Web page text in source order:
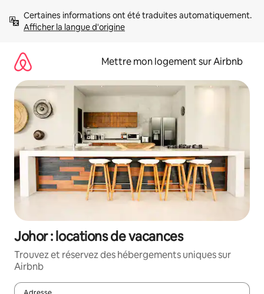
directement
Afficher la langue d'origine
Mettre mon logement sur Airbnb
Johor : locations de vacances
Trouvez et réservez des hébergements uniques sur
Airbnb